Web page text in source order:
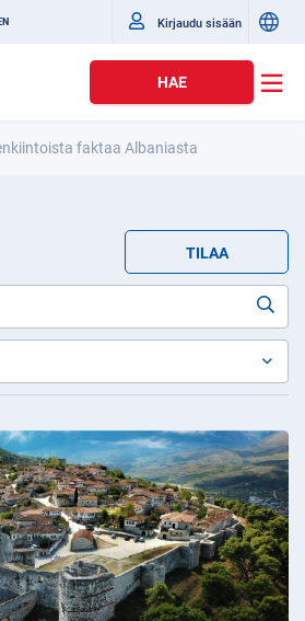
Kirjaudu sisään
HAE
faktaa Albaniasta
TILAA